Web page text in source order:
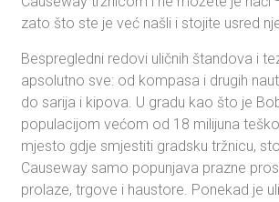
zato što ste je već našli i stojite usred
Bespregledni redovi uličnih štandova i
apsolutno sve: od kompasa i drugih
do sarija i kipova. U gradu kao što je
populacijom većom od 18 milijuna
mjesto gdje smjestiti gradsku tržnicu,
Causeway samo popunjava prazne
prolaze, trgove i haustore. Ponekad je